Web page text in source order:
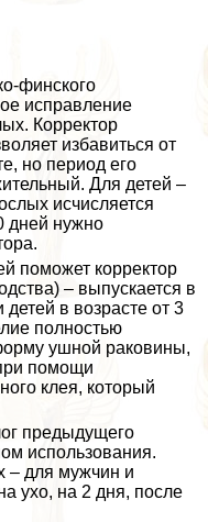
финского
исправление
Корректор
избавиться от
но период его
Для детей –
исчисляется
дней нужно
поможет корректор
– выпускается в
в возрасте от 3
полностью
ушной paковины,
помощи
клея, который
предыдущего
использования.
– для мужчин и
ухо, на 2 дня, после